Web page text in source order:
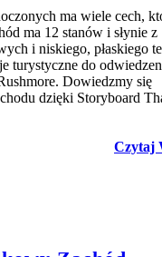
ma wiele cech,
ma 12 stanów i słynie z
i niskiego, płaskiego
turystyczne do
Dowiedzmy się
dzięki Storyboard
Czytaj